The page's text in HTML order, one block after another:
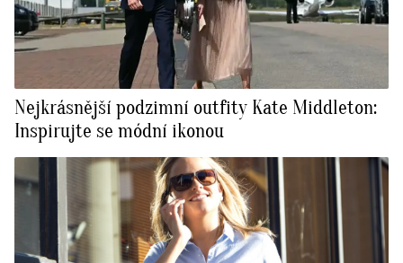
Nejkrásnější podzimní outfity Kate Middleton:
Inspirujte se módní ikonou